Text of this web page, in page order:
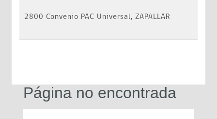
2800 Convenio PAC Universal, ZAPALLAR
Página no encontrada